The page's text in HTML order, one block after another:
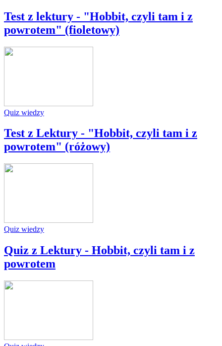
Test z lektury - "Hobbit, czyli tam i z
powrotem" (fioletowy)
Quiz wiedzy
Test z Lektury - "Hobbit, czyli tam i z
powrotem" (różowy)
Quiz wiedzy
Quiz z Lektury - Hobbit, czyli tam i z
powrotem